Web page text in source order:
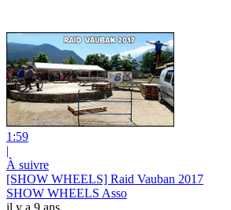
1:59
|
À suivre
[SHOW WHEELS] Raid Vauban 2017
SHOW WHEELS Asso